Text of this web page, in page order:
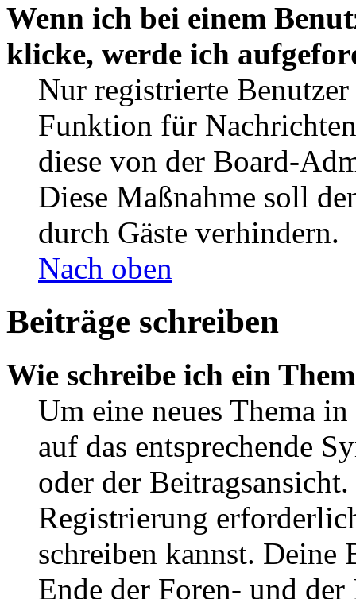
Wenn ich bei einem
klicke, werde ich
Nur registrierte
Funktion für
diese von der Board-
Diese Maßnahme soll
durch Gäste verhindern.
Nach oben
Beiträge schreiben
Wie schreibe ich ein
Um eine neues Thema
auf das entsprechende
oder der
Registrierung
schreiben kannst. Deine
Ende der Foren- und